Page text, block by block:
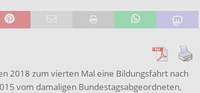
2018 zum vierten Mal eine Bildungsfahrt nach
vom damaligen Bundestagsabgeordneten,